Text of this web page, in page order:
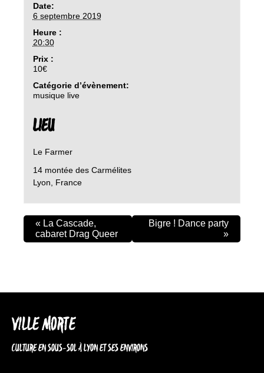
Date:
6 septembre 2019
Heure :
20:30
Prix :
10€
Catégorie d’évènement:
musique live
LIEU
Le Farmer
14 montée des Carmélites
Lyon
France
« La Cascade,
cabaret Drag Queer
Bigre ! Dance party
»
VILLE MORTE
CULTURE EN SOUS-SOL À LYON ET SES ENVIRONS